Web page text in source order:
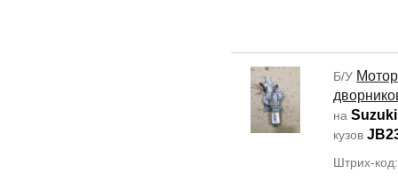
Б/У
на
кузов
Штрих-